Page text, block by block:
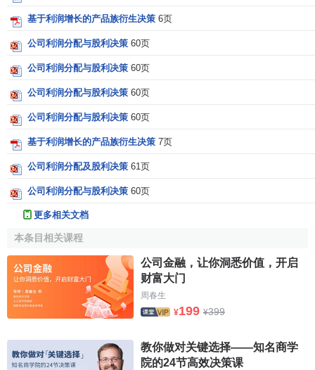
基于利润增长的产品族衍生决策 6页
公司利润分配与股利决策 60页
公司利润分配与股利决策 60页
公司利润分配与股利决策 60页
公司利润分配与股利决策 60页
基于利润增长的产品族衍生决策 7页
公司利润分配及股利决策 61页
公司利润分配与股利决策 60页
更多相关文档
本条目相关课程
公司金融，让你洞悉价值，开启
财富大门
周春生
¥199 ¥399
教你做对关键选择——知名商学
院的24节高效决策课